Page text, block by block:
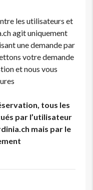
les utilisateurs et
agit uniquement
une demande par
votre demande
et nous vous
tous les
par l’utilisateur
mais par le